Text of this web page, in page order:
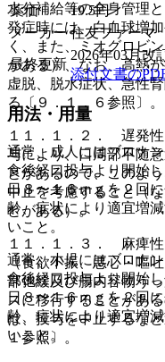
水分補給等の全身管理
発症時には、白血球増
く、また、ミオグロビ
がある）、なお、高熱
虚脱、脱水症状、急性
る〔９．１．６参照〕。
１１．１．２． 遅発
与により、口周部不随
とがあるので、このよ
中止を考慮すること（
とがある）。
１１．１．３． 麻痺
（食欲不振、悪心・嘔
部弛緩及び腸内容物う
スに移行することがあ
は、投与を中止するな
１参照〕。
薬価
19.5円
メーカー 住友ファーマ
最終更新
2026年03月改
添付文書の
用法・用量
通常、成人にはブロナ
食後経口投与より開始
日８〜１６ｍｇを２回
齢、症状により適宜増
いこと。
通常、小児にはブロナ
食後経口投与より開始
日８〜１６ｍｇを２回
齢、症状により適宜増
いこと。